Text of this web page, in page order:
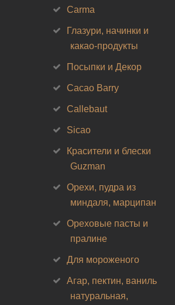
Carma
Глазури, начинки и
какао-продукты
Посыпки и Декор
Cacao Barry
Callebaut
Sicao
Красители и блески
Guzman
Орехи, пудра из
миндаля, марципан
Ореховые пасты и
пралине
Для мороженого
Агар, пектин, ваниль
натуральная,